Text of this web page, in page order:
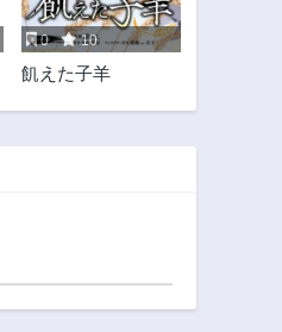
0 10
飢えた子羊